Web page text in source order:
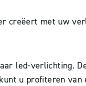
met uw
led-verlichting.
u profiteren